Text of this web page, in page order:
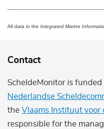
All data in the Integrated Marine
Contact
ScheldeMonitor is
Nederlandse
the Vlaams Instituut voor
responsible for the